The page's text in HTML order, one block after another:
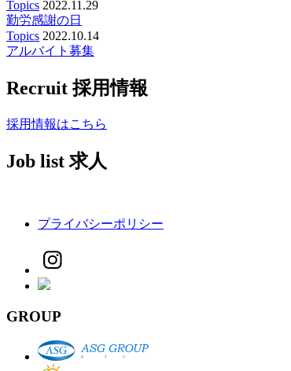
Topics 2022.11.29
勤労感謝の日
Topics 2022.10.14
アルバイト募集
Recruit 採用情報
採用情報はこちら
Job list求人
プライバシーポリシー
GROUP